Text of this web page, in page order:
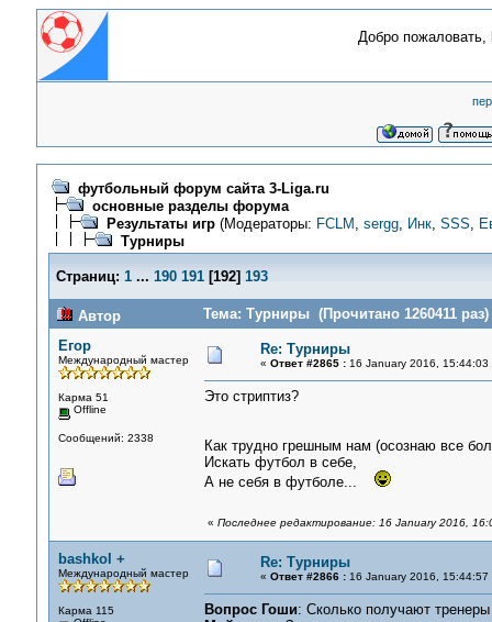
Добро пожаловать,
футбольный форум сайта 3-Liga.ru
основные разделы форума
Результаты игр(Модераторы: FCLM , sergg, Инк, SSS,
Турниры
Страниц: 1 ... 190 191[192] 193
Автор
Тема: Турниры (Прочитано 1260411 раз)
Егор
Международный мастер
Карма 51
Offline
Сообщений: 2338
Re: Турниры
« Ответ #2865 :16 January 2016, 15:44:03
Это стриптиз?
Как трудно грешным нам (осознаю все
Искать футбол в себе,
А не себя в футболе...
« Последнее редактирование: 16 January 2016,
bashkol +
Международный мастер
Карма 115
Re: Турниры
« Ответ #2866 :16 January 2016, 15:44:57
Вопрос Гоши: Сколько получают тренеры